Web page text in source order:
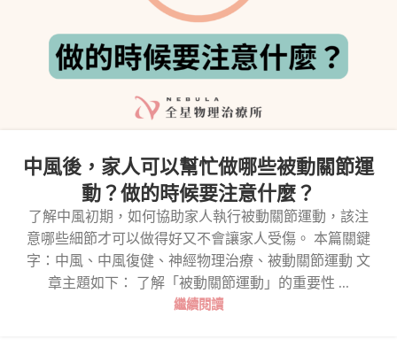
中風後，家人可以幫忙做哪些被動關節運
動？做的時候要注意什麼？
了解中風初期，如何協助家人執行被動關節運動，該注
意哪些細節才可以做得好又不會讓家人受傷。 本篇關鍵
字：中風、中風復健、神經物理治療、被動關節運動 文
章主題如下： 了解「被動關節運動」的重要性 ...
繼續閱讀